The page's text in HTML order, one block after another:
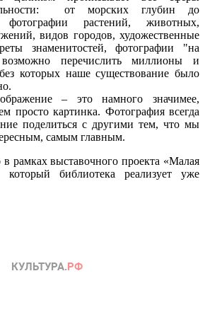
от морских глубин до
растений, животных,
видов городов, художественные
знаменитостей, фотографии "на
перечислить миллионы и
которых наше существование было
– это намного значимее,
просто картинка. Фотография всегда
поделиться с другими тем, что мы
самым главным.
рамках выставочного проекта «Малая
который библиотека реализует уже